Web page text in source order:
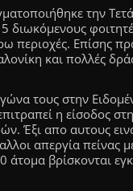
την
διωκόμενους
περιοχές. Επίσης
και πολλές
τους στην
η είσοδος
Έξι απο αυτους
απεργία πείνας
βρίσκονται